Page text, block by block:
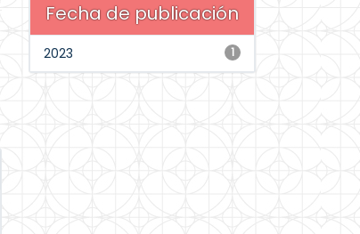
Fecha de publicación
1
2023